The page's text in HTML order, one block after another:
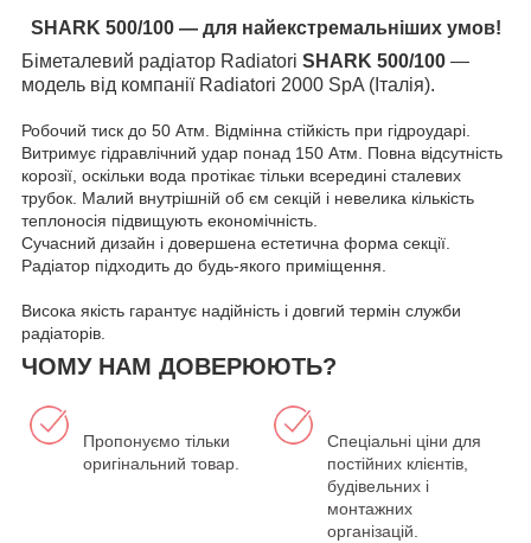
SHARK 500/100 — для найекстремальніших умов!
Біметалевий радіатор Radiatori SHARK 500/100 —
модель від компанії Radiatori 2000 SpA (Італія).
Робочий тиск до 50 Атм. Відмінна стійкість при гідроударі.
Витримує гідравлічний удар понад 150 Атм. Повна відсутність
корозії, оскільки вода протікає тільки всередині сталевих
трубок. Малий внутрішній об єм секцій і невелика кількість
теплоносія підвищують економічність.
Сучасний дизайн і довершена естетична форма секції.
Радіатор підходить до будь-якого приміщення.
Висока якість гарантує надійність і довгий термін служби
радіаторів.
ЧОМУ НАМ ДОВЕРЮЮТЬ?
Пропонуємо тільки
оригінальний товар.
Спеціальні ціни для
постійних клієнтів,
будівельних і
монтажних
організацій.